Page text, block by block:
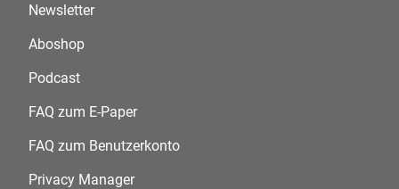
Newsletter
Aboshop
Podcast
FAQ zum E-Paper
FAQ zum Benutzerkonto
Privacy Manager